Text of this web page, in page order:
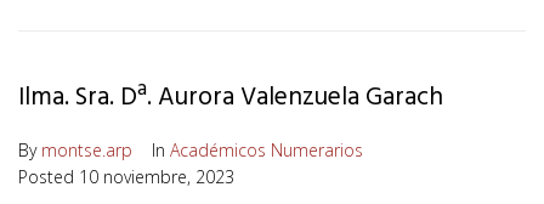
Ilma. Sra. Dª. Aurora Valenzuela Garach
By montse.arp In Académicos Numerarios
Posted 10 noviembre, 2023